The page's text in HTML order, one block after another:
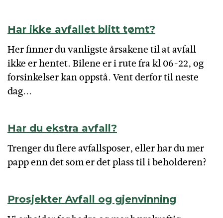
Har ikke avfallet blitt tømt?
Her finner du vanligste årsakene til at avfall
ikke er hentet. Bilene er i rute fra kl 06-22, og
forsinkelser kan oppstå. Vent derfor til neste
dag...
Har du ekstra avfall?
Trenger du flere avfallsposer, eller har du mer
papp enn det som er det plass til i beholderen?
Prosjekter Avfall og gjenvinning